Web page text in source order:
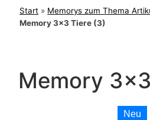
Start » Memorys zum Thema
Memory 3×3 Tiere (3)
Memory
Neu